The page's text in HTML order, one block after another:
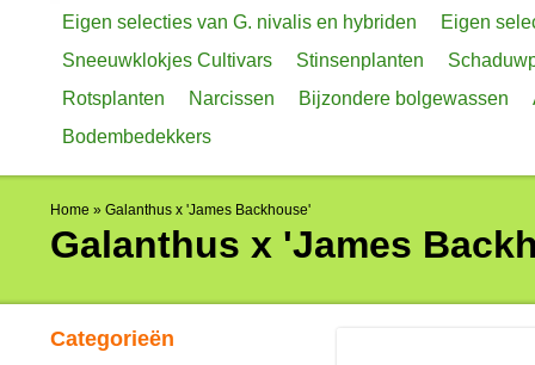
Eigen selecties van G. nivalis en hybriden
Eigen
Sneeuwklokjes Cultivars
Stinsenplanten
Rotsplanten
Narcissen Bijzondere bolgewassen
Bodembedekkers
Home » Galanthus x 'James Backhouse'
Galanthus x 'James
Categorieën